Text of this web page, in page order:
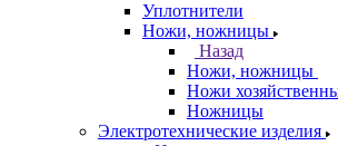
Уплотнители
Ножи, ножницы
Назад
Ножи, ножницы
Ножи
Ножницы
Электротехнические изделия